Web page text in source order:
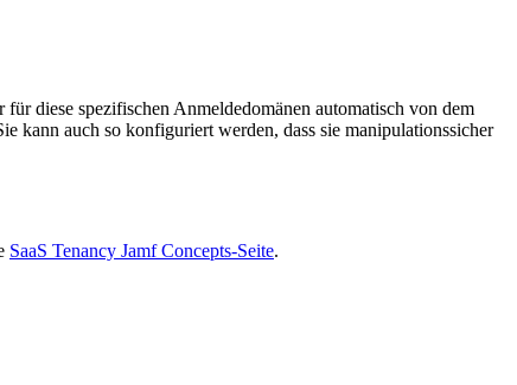
für diese spezifischen Anmeldedomänen automatisch von dem
kann auch so konfiguriert werden, dass sie manipulationssicher
SaaS Tenancy Jamf Concepts-Seite.